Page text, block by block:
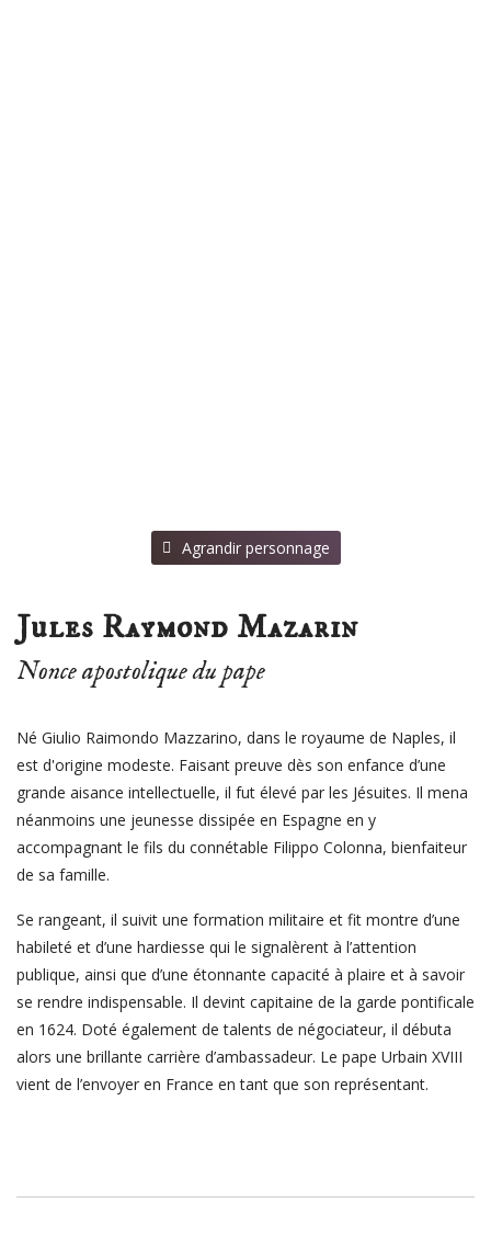
⠀Agrandir personnage
Jules Raymond Mazarin
Nonce apostolique du pape
Né Giulio Raimondo Mazzarino, dans le royaume de Naples, il
est d'origine modeste. Faisant preuve dès son enfance d’une
grande aisance intellectuelle, il fut élevé par les Jésuites. Il mena
néanmoins une jeunesse dissipée en Espagne en y
accompagnant le fils du connétable Filippo Colonna, bienfaiteur
de sa famille.
Se rangeant, il suivit une formation militaire et fit montre d’une
habileté et d’une hardiesse qui le signalèrent à l’attention
publique, ainsi que d’une étonnante capacité à plaire et à savoir
se rendre indispensable. Il devint capitaine de la garde pontificale
en 1624. Doté également de talents de négociateur, il débuta
alors une brillante carrière d’ambassadeur. Le pape Urbain XVIII
vient de l’envoyer en France en tant que son représentant.